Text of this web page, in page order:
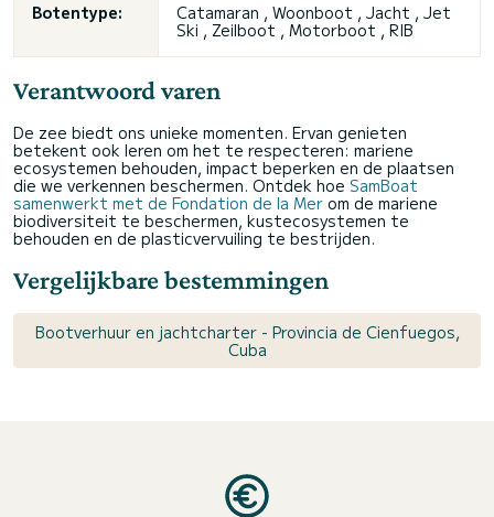
Botentype:
Catamaran , Woonboot , Jacht , Jet
Ski , Zeilboot , Motorboot , RIB
Verantwoord varen
De zee biedt ons unieke momenten. Ervan genieten
betekent ook leren om het te respecteren: mariene
ecosystemen behouden, impact beperken en de plaatsen
die we verkennen beschermen. Ontdek hoe SamBoat
samenwerkt met de Fondation de la Mer om de mariene
biodiversiteit te beschermen, kustecosystemen te
behouden en de plasticvervuiling te bestrijden.
Vergelijkbare bestemmingen
Bootverhuur en jachtcharter - Provincia de Cienfuegos,
Cuba